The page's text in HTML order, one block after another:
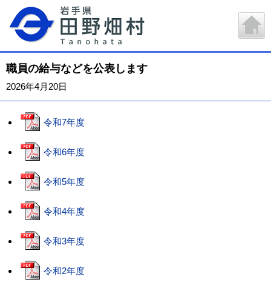
職員の給与などを公表します
2026年4月20日
令和7年度
令和6年度
令和5年度
令和4年度
令和3年度
令和2年度